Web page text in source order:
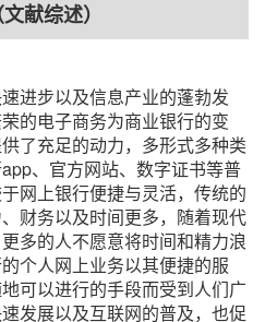
献综述）
进步以及信息产业的蓬勃发
的电子商务为商业银行的变
了充足的动力，多形式多种类
、官方网站、数字证书等普
网上银行便捷与灵活，传统的
财务以及时间更多，随着现代
多的人不愿意将时间和精力浪
个人网上业务以其便捷的服
可以进行的手段而受到人们广
发展以及互联网的普及，也促